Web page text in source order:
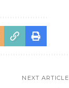
NEXT ARTICLE